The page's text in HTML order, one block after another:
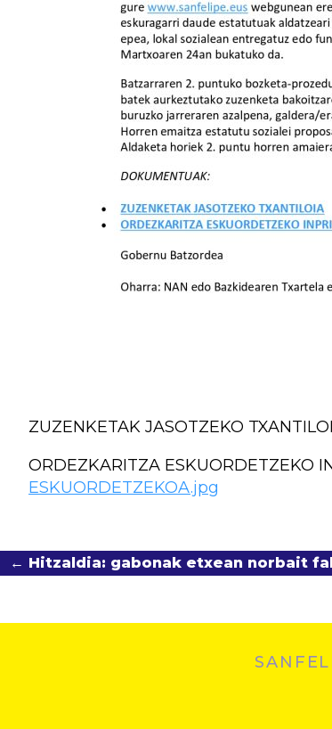
ZUZENKETAK JASOTZEKO
ORDEZKARITZA ESKUORDETZEKO
ESKUORDETZEKOA.jpg
← Hitzaldia: gabonak etxean norbait